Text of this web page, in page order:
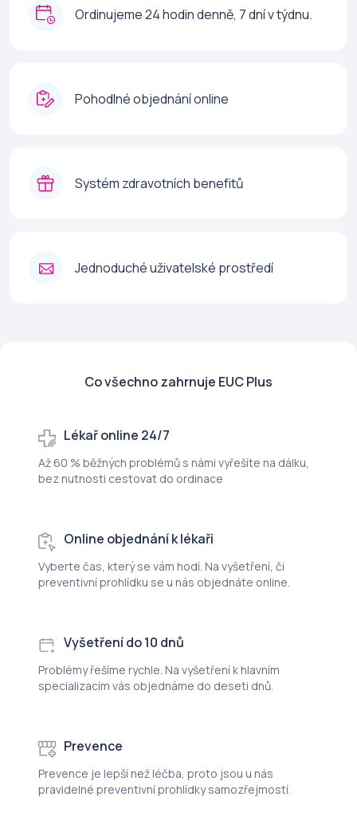
Ordinujeme 24 hodin denně, 7 dní v týdnu.
Pohodlné objednání online
Systém zdravotních benefitů
Jednoduché uživatelské prostředí
Co všechno zahrnuje EUC Plus
Lékař online 24/7
Až 60 % běžných problémů s námi vyřešíte na dálku,
bez nutnosti cestovat do ordinace
Online objednání k lékaři
Vyberte čas, který se vám hodí. Na vyšetření, či
preventivní prohlídku se u nás objednáte online.
Vyšetření do 10 dnů
Problémy řešíme rychle. Na vyšetření k hlavním
specializacím vás objednáme do deseti dnů.
Prevence
Prevence je lepší než léčba, proto jsou u nás
pravidelné preventivní prohlídky samozřejmostí.